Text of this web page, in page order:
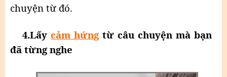
chuyện từ đó.
4.Lấy cảm hứngtừ câu chuyện mà bạn
đã từng nghe